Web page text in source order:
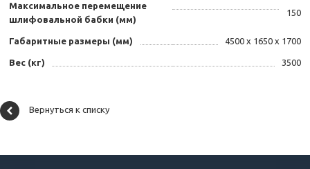
Максимальное перемещение
шлифовальной бабки (мм)
150
Габаритные размеры (мм) 4500 х 1650 х 1700
Вес (кг) 3500
Вернуться к списку